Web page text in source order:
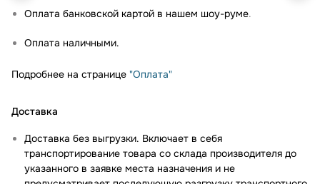
Оплата банковской картой в нашем шоу-руме.
Оплата наличными.
Подробнее на странице "Оплата"
Доставка
Доставка без выгрузки. Включает в себя
транспортирование товара со склада производителя до
указанного в заявке места назначения и не